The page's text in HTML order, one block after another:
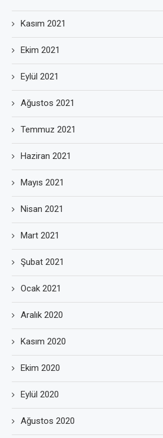
Kasım 2021
Ekim 2021
Eylül 2021
Ağustos 2021
Temmuz 2021
Haziran 2021
Mayıs 2021
Nisan 2021
Mart 2021
Şubat 2021
Ocak 2021
Aralık 2020
Kasım 2020
Ekim 2020
Eylül 2020
Ağustos 2020